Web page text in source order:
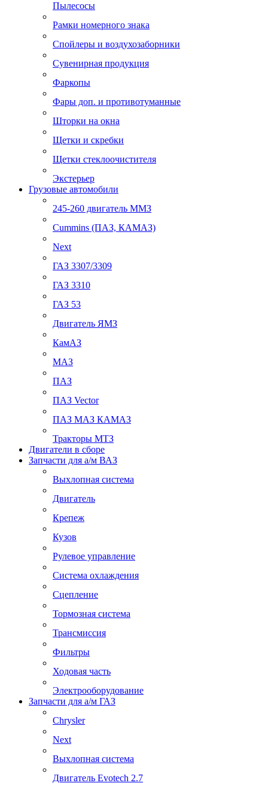
Пылесосы
Рамки номерного знака
Спойлеры и воздухозаборники
Сувенирная продукция
Фаркопы
Фары доп. и противотуманные
Шторки на окна
Щетки и скребки
Щетки стеклоочистителя
Экстерьер
Грузовые автомобили
245-260 двигатель ММЗ
Cummins (ПАЗ, КАМАЗ)
Next
ГАЗ 3307/3309
ГАЗ 3310
ГАЗ 53
Двигатель ЯМЗ
КамАЗ
МАЗ
ПАЗ
ПАЗ Vector
ПАЗ МАЗ КАМАЗ
Тракторы МТЗ
Двигатели в сборе
Запчасти для а/м ВАЗ
Выхлопная система
Двигатель
Крепеж
Кузов
Рулевое управление
Система охлаждения
Сцепление
Тормозная система
Трансмиссия
Фильтры
Ходовая часть
Электрооборудование
Запчасти для а/м ГАЗ
Chrysler
Next
Выхлопная система
Двигатель Evotech 2.7